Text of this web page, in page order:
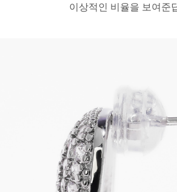
이상적인 비율을 보여준